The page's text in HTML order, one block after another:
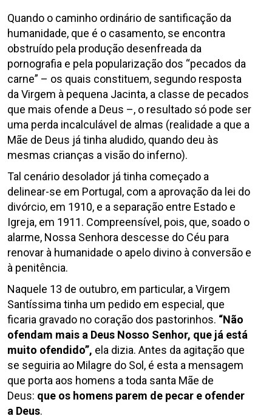
Quando o caminho ordinário de santificação da
humanidade, que é o casamento, se encontra
obstruído pela produção desenfreada da
pornografia e pela popularização dos “pecados da
carne” – os quais constituem, segundo resposta
da Virgem à pequena Jacinta, a classe de pecados
que mais ofende a Deus –, o resultado só pode ser
uma perda incalculável de almas (realidade a que a
Mãe de Deus já tinha aludido, quando deu às
mesmas crianças a visão do inferno).
Tal cenário desolador já tinha começado a
delinear-se em Portugal, com a aprovação da lei do
divórcio, em 1910, e a separação entre Estado e
Igreja, em 1911. Compreensível, pois, que, soado o
alarme, Nossa Senhora descesse do Céu para
renovar à humanidade o apelo divino à conversão e
à penitência.
Naquele 13 de outubro, em particular, a Virgem
Santíssima tinha um pedido em especial, que
ficaria gravado no coração dos pastorinhos. “Não
ofendam mais a Deus Nosso Senhor, que já está
muito ofendido”, ela dizia. Antes da agitação que
se seguiria ao Milagre do Sol, é esta a mensagem
que porta aos homens a toda santa Mãe de
Deus: que os homens parem de pecar e ofender
a Deus.